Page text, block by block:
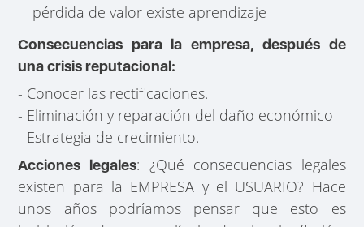
pérdida de valor existe aprendizaje
Consecuencias para la empresa, después de
una crisis reputacional:
- Conocer las rectificaciones.
- Eliminación y reparación del daño económico
- Estrategia de crecimiento.
Acciones legales: ¿Qué consecuencias legales
existen para la EMPRESA y el USUARIO? Hace
unos años podríamos pensar que esto es